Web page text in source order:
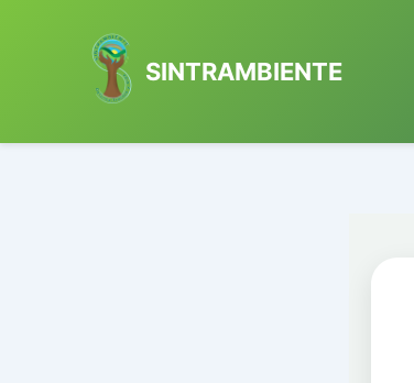
SINTRAMBIENTE